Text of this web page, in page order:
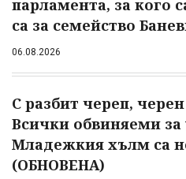
парламента, за кого
са за семейство
06.08.2026
С разбит череп,
Всички обвиняеми за
Младежкия хълм са
(ОБНОВЕНА)